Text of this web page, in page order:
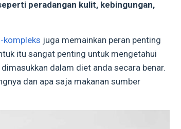
peradangan kulit, kebingungan,
kompleks juga memainkan peran penting
itu sangat penting untuk mengetahui
dalam diet anda secara benar.
dan apa saja makanan sumber